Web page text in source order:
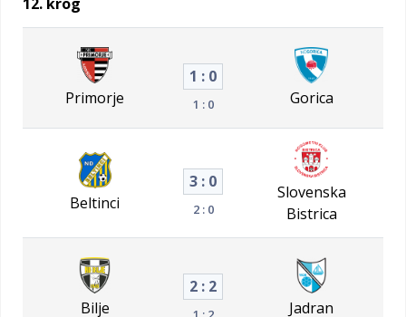
Primorje
1 : 0
1 : 0 Gorica
Beltinci
3 : 0
2 : 0
Slovenska
Bistrica
Bilje
2 : 2
Jadran